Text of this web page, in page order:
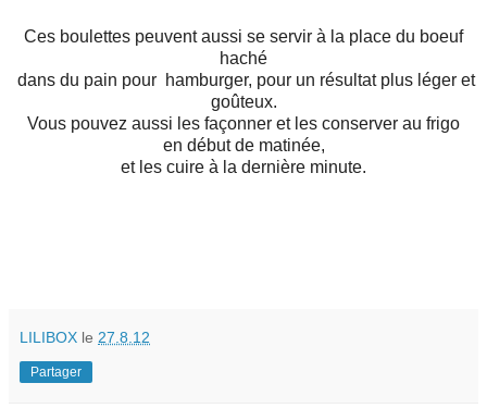
Ces boulettes peuvent aussi se servir à la place du boeuf
haché
dans du pain pour hamburger, pour un résultat plus léger et
goûteux.
Vous pouvez aussi les façonner et les conserver au frigo
en début de matinée,
et les cuire à la dernière minute.
LILIBOX le 27.8.12
Partager